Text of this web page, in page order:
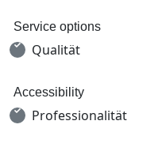
Service options
Qualität
Accessibility
Professionalität